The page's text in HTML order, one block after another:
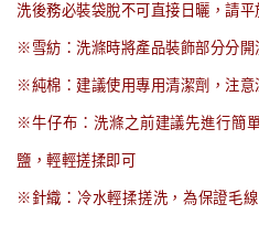
洗後務必裝袋脫不可直接日曬，請平
※雪紡：洗滌時將產品裝飾部分分
※純棉：建議使用專用清潔劑，注
※牛仔布：洗滌之前建議先進行簡
鹽，輕輕搓揉即可
※針織：冷水輕揉搓洗，為保證毛